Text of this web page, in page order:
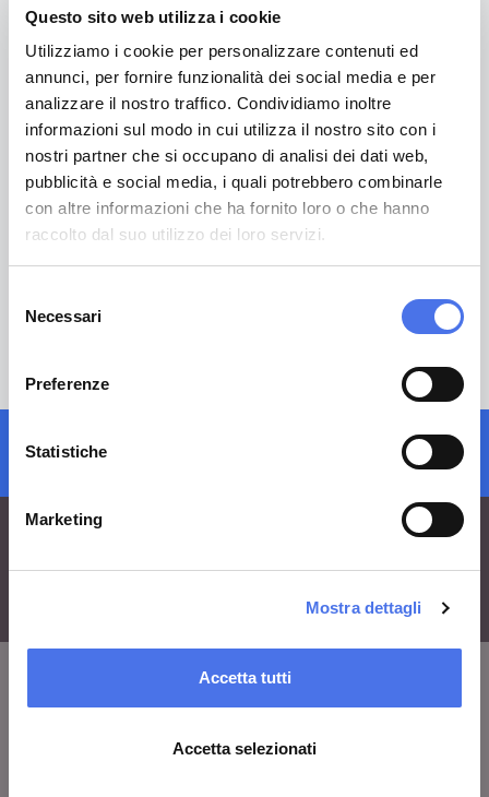
Questo sito web utilizza i cookie
Utilizziamo i cookie per personalizzare contenuti ed
annunci, per fornire funzionalità dei social media e per
analizzare il nostro traffico. Condividiamo inoltre
informazioni sul modo in cui utilizza il nostro sito con i
nostri partner che si occupano di analisi dei dati web,
pubblicità e social media, i quali potrebbero combinarle
con altre informazioni che ha fornito loro o che hanno
raccolto dal suo utilizzo dei loro servizi.
delNecessari
Preferenze
Statistiche
Marketing
Mostra dettagli
Accetta tutti
Accetta selezionati
VI
L'apertura al pubblico
VII
Un museo per il nuovo millennio
iscrizione newsletter
Chi siamo